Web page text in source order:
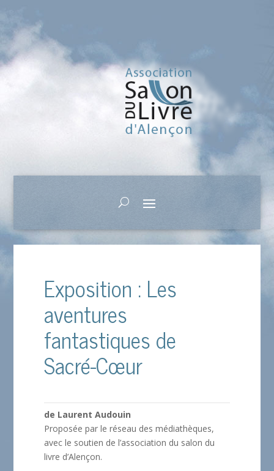
Exposition : Les
aventures
fantastiques de
Sacré-Cœur
de Laurent Audouin
Proposée par le réseau des médiathèques,
avec le soutien de l’association du salon du
livre d’Alençon.